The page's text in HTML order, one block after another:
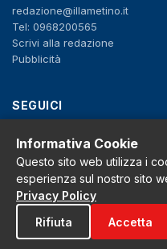
redazione@illametino.it
Tel: 0968200565
Scrivi alla redazione
Pubblicità
SEGUICI
YT
Privacy Policy
Cookie Policy
Note legali
La Redazione
Informativa Cookie
Questo sito web utilizza i
esperienza sul nostro sito
Privacy Policy
Rifiuta
Accetta